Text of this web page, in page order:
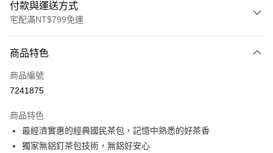
付款與運送方式
宅配滿NT$799免運
信用卡一次付款
信用卡分期付款
合作金庫商業銀行
華南商業銀行
彰化商業銀行
上海商業儲蓄銀行
台北富邦商業銀行
LINE Pay
Apple Pay
商品特色
商品編號
7241875
商品特色
最經濟實惠的經典國民茶包，記憶中熟悉的好茶香
獨家無鋁釘茶包技術，無鋁好安心